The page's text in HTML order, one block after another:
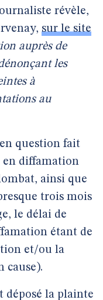
révèle,
sur le site
auprès de
les
à
au
question fait
en diffamation
ainsi que
trois mois
le délai de
étant de
et/ou la
cause).
déposé la plainte